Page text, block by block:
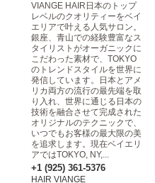
VIANGE HAIR日本のトップ
レベルのクオリティーをベイ
エリアで叶える人気サロン。
銀座、青山での経験豊富なス
タイリストがオーガニックに
こだわった素材で、TOKYO
のトレンドスタイルを世界に
発信しています。日本とアメ
リカ両方の流行の最先端を取
り入れ、世界に通じる日本の
技術を融合させて完成された
オリジナルのテクニックで、
いつでもお客様の最大限の美
を追求します。現在ベイエリ
アではTOKYO, NY,...
+1 (925) 361-5376
HAIR VIANGE